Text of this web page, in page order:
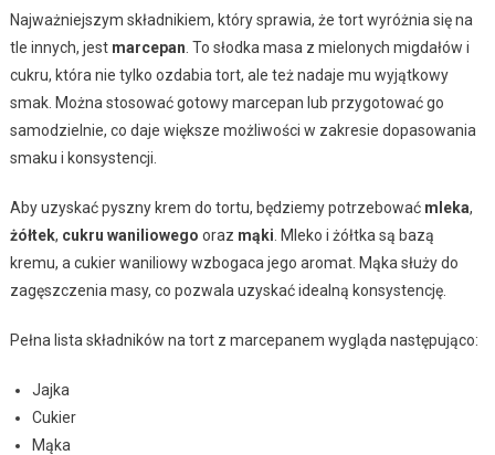
Najważniejszym składnikiem, który sprawia, że tort wyróżnia się na
tle innych, jest marcepan . To słodka masa z mielonych migdałów i
cukru, która nie tylko ozdabia tort, ale też nadaje mu wyjątkowy
smak. Można stosować gotowy marcepan lub przygotować go
samodzielnie, co daje większe możliwości w zakresie dopasowania
smaku i konsystencji.
Aby uzyskać pyszny krem do tortu, będziemy potrzebować mleka,
żółtek, cukru waniliowego oraz mąki . Mleko i żółtka są bazą
kremu, a cukier waniliowy wzbogaca jego aromat. Mąka służy do
zagęszczenia masy, co pozwala uzyskać idealną konsystencję.
Pełna lista składników na tort z marcepanem wygląda następująco:
Jajka
Cukier
Mąka